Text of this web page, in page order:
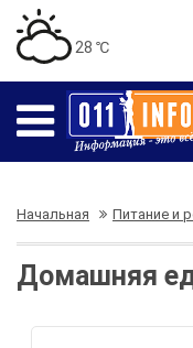
28 ℃
Начальная Питание и
Домашняя